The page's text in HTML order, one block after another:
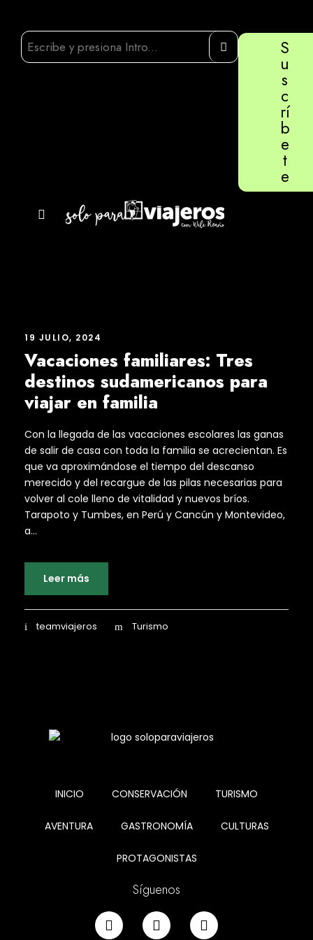
S
u
s
c
rí
b
e
t
e
19 JULIO, 2024
Vacaciones familiares: Tres
destinos sudamericanos para
viajar en familia
Con la llegada de las vacaciones escolares las ganas
de salir de casa con toda la familia se acrecientan. Es
que va aproximándose el tiempo del descanso
merecido y del recargue de las pilas necesarias para
volver al cole lleno de vitalidad y nuevos bríos.
Tarapoto y Tumbes, en Perú y Cancún y Montevideo,
a...
Leer más
teamviajeros Turismo
INICIO CONSERVACIÓN TURISMO
AVENTURA GASTRONOMÍA CULTURAS
PROTAGONISTAS
Síguenos